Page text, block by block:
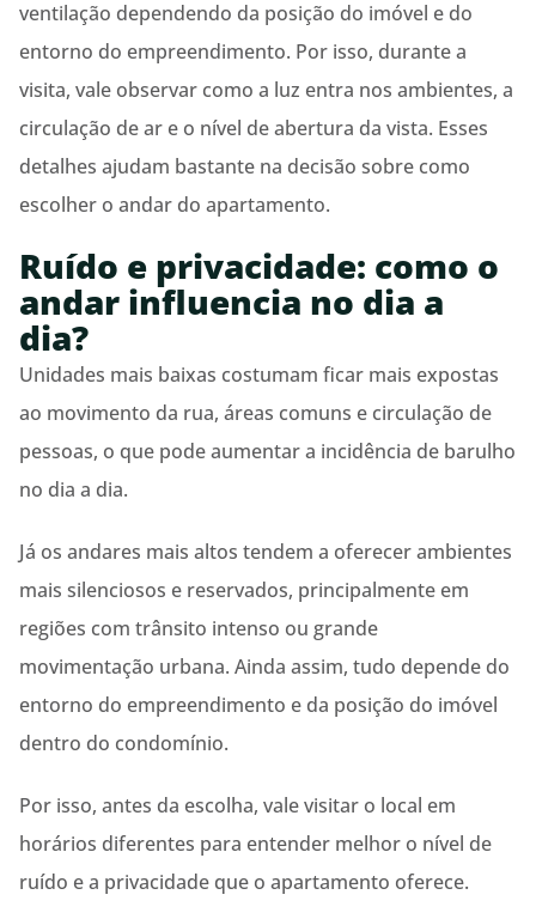
ventilação dependendo da posição do imóvel e do
entorno do empreendimento. Por isso, durante a
visita, vale observar como a luz entra nos ambientes, a
circulação de ar e o nível de abertura da vista. Esses
detalhes ajudam bastante na decisão sobre como
escolher o andar do apartamento.
Ruído e privacidade: como o
andar influencia no dia a
dia?
Unidades mais baixas costumam ficar mais expostas
ao movimento da rua, áreas comuns e circulação de
pessoas, o que pode aumentar a incidência de barulho
no dia a dia.
Já os andares mais altos tendem a oferecer ambientes
mais silenciosos e reservados, principalmente em
regiões com trânsito intenso ou grande
movimentação urbana. Ainda assim, tudo depende do
entorno do empreendimento e da posição do imóvel
dentro do condomínio.
Por isso, antes da escolha, vale visitar o local em
horários diferentes para entender melhor o nível de
ruído e a privacidade que o apartamento oferece.